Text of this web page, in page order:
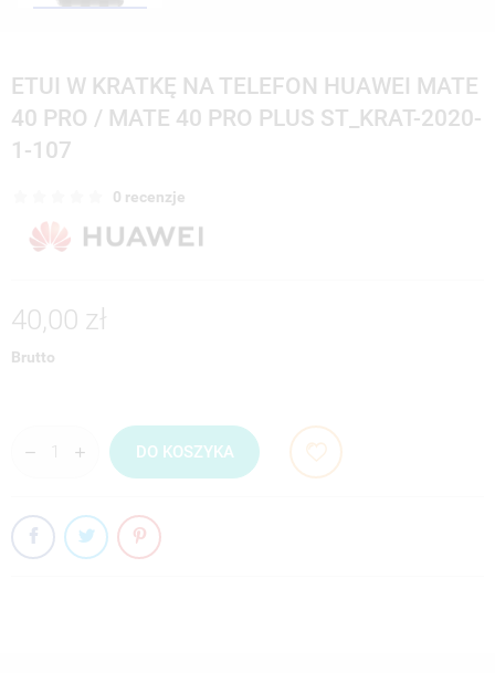
ETUI W KRATKĘ NA TELEFON HUAWEI MATE
40 PRO / MATE 40 PRO PLUS ST_KRAT-2020-
1-107
0 recenzje
40,00 zł
Brutto
DO KOSZYKA